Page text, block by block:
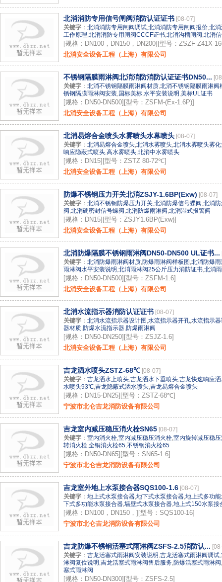
北消消防专用信号闸阀消防认证证书 [08-07]
关键字 ： 北消消防专用闸阀调试,北消消防专用闸阀报价,北
工作原理,北消消防专用闸阀CCCF证书,北消沟槽闸阀,北消
[规格：DN100，DN150，DN200][型号：ZSZF-Z41X-
北消安全设备工程（上海）有限公司
不锈钢隔膜雨淋阀北消消防消防认证证书DN50...
关键字 ： 北消不锈钢隔膜雨淋阀材质,北消不锈钢隔膜雨淋阀
锈钢隔膜雨淋阀安装,国标美标,水平安装说明 ,美标UL证书
[规格：DN50-DN500][型号：ZSFM-(Ex-1.6P)]
北消安全设备工程（上海）有限公司
北消易熔合金喷头水雾喷头水幕喷头 [08-07]
关键字 ： 北消易熔合金喷头,北消水雾喷头,北消水雾喷头雾
响应隐蔽式喷头,高水雾喷头,北消中水雾喷头
[规格：DN15][型号：ZSTZ 80-72℃]
北消安全设备工程（上海）有限公司
防爆不锈钢压力开关北消ZSJY-1.6BP(Exw) [08-07]
关键字 ： 北消不锈钢防爆压力开关,北消防爆信号蝶阀,北消
阀,北消硬密封信号蝶阀,北消防爆雨淋阀,北消湿式报警阀
[规格：DN15][型号：ZSJY1.6BP(Exw)]
北消安全设备工程（上海）有限公司
北消防爆隔膜不锈钢雨淋阀DN50-DN500 UL证书...
关键字 ： 北消防爆雨淋阀材质,防爆雨淋阀样板图 ,北消防爆
雨淋阀水平安装说明 ,北消雨淋阀25公斤压力消防证书,北消
[规格：DN50-DN500][型号：ZSFM-1.6]
北消安全设备工程（上海）有限公司
北消水流指示器消防认证证书 [08-07]
关键字 ： 北消水流指示器设计图 ,水流指示器开孔,水流指示
器材质,防爆水流指示器,防爆雨淋阀
[规格：DN50-DN250][型号：ZSJZ-1.6]
北消安全设备工程（上海）有限公司
吉龙洒水喷头ZSTZ-68℃ [08-07]
关键字 ： 吉龙洒水上喷头,吉龙洒水下垂喷头,吉龙快速响应
水喷头93℃,吉龙隐蔽式洒水喷头,吉龙易熔合金喷头
[规格：DN15-DN25][型号：ZSTZ-68℃]
宁波市北仑吉龙消防设备有限公司
吉龙室内减压稳压消火栓SN65 [08-07]
关键字 ： 室内消火栓,室内减压稳压消火栓,室内旋转减压稳
转消火栓,全铜消火栓65,不锈钢消火栓65
[规格：DN50-DN65][型号：SN65-1.6]
宁波市北仑吉龙消防设备有限公司
吉龙室外地上水泵接合器SQS100-1.6 [08-07]
关键字 ： 地上式水泵接合器,地下式水泵接合器,地上式多功
下式多功能水泵接合器,墙壁式水泵接合器,地上式150水泵接
[规格：DN100，DN150，][型号：SQS100-16]
宁波市北仑吉龙消防设备有限公司
吉龙防爆不锈钢活塞式雨淋阀ZSFS-2.5消防认...
关键字 ： 吉龙活塞式雨淋阀安装说明 ,吉龙活塞式雨淋阀调试,
淋阀复位说明 ,吉龙活塞式雨淋阀售后服务,防爆活塞式雨淋阀,
塞式雨淋阀
[规格：DN50-DN300][型号：ZSFS-2.5]